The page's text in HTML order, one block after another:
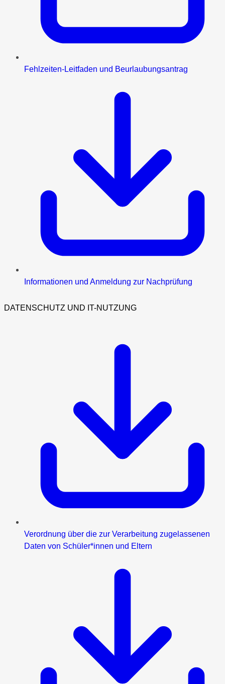
Fehlzeiten-Leitfaden und Beurlaubungsantrag
Informationen und Anmeldung zur Nachprüfung
DATENSCHUTZ UND IT-NUTZUNG
Verordnung über die zur Verarbeitung zugelassenen
Daten von Schüler*innen und Eltern